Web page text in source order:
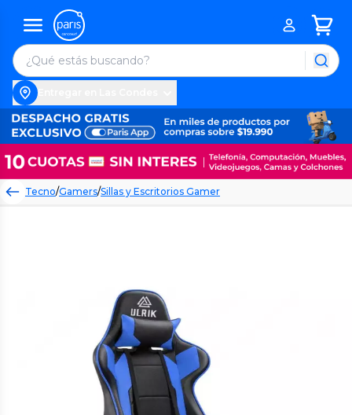
Tecno/Gamers/Sillas y Escritorios Gamer